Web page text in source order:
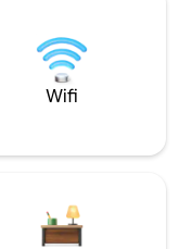
Wifi